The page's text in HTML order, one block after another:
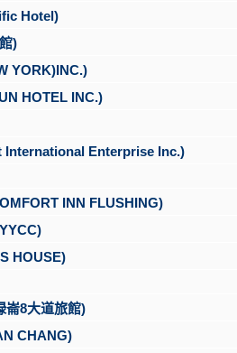
Hotel)
)
YORK)INC.)
HOTEL INC.)
International Enterprise Inc.)
INN FLUSHING)
HOUSE)
崙8大道旅館)
CHANG)